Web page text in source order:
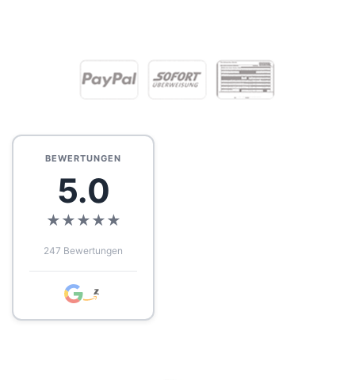
BEWERTUNGEN
5.0
★★★★★
247 Bewertungen